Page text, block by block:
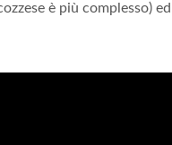
è più complesso)